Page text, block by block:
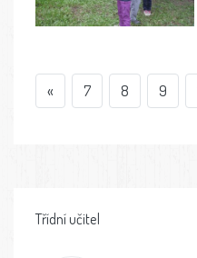
« 7 8 9
Třídní učitel